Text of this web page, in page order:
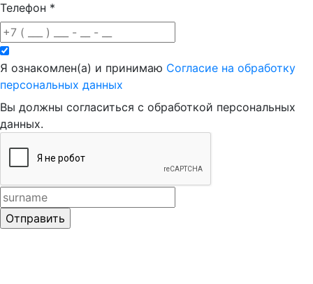
Телефон *
Я ознакомлен(а) и принимаю Согласие на обработку
персональных данных
Вы должны согласиться с обработкой персональных
данных.